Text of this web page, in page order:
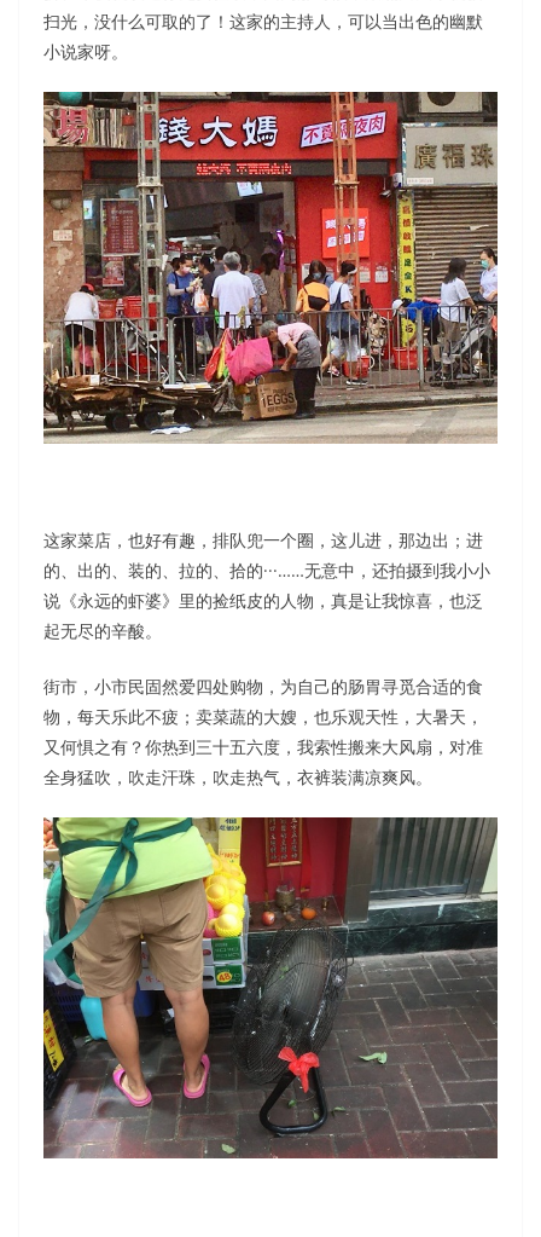
扫光，没什么可取的了！这家的主持人，可以当出色的幽默
小说家呀。
这家菜店，也好有趣，排队兜一个圈，这儿进，那边出；进
的、出的、装的、拉的、拾的···……无意中，还拍摄到我小小
说《永远的虾婆》里的捡纸皮的人物，真是让我惊喜，也泛
起无尽的辛酸。
街市，小市民固然爱四处购物，为自己的肠胃寻觅合适的食
物，每天乐此不疲；卖菜蔬的大嫂，也乐观天性，大暑天，
又何惧之有？你热到三十五六度，我索性搬来大风扇，对准
全身猛吹，吹走汗珠，吹走热气，衣裤装满凉爽风。